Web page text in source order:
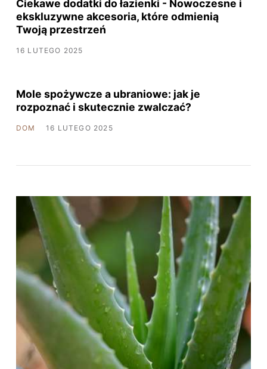
Ciekawe dodatki do łazienki - Nowoczesne i
ekskluzywne akcesoria, które odmienią
Twoją przestrzeń
16 LUTEGO 2025
Mole spożywcze a ubraniowe: jak je
rozpoznać i skutecznie zwalczać?
DOM 16 LUTEGO 2025